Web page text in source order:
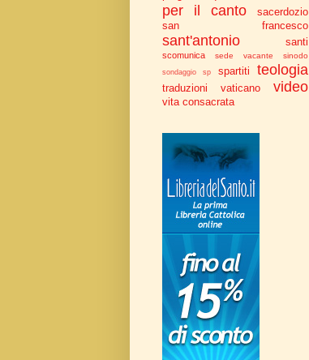
per il canto
sacerdozio
san francesco
sant'antonio santi
scomunica sede vacante sinodo
sondaggio sp spartiti teologia
traduzioni vaticano video
vita consacrata